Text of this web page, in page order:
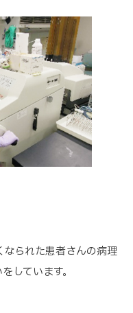
られた患者さんの病理
しています。